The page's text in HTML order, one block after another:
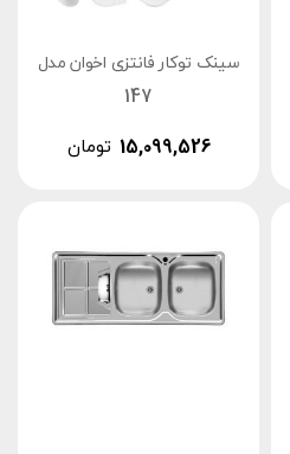
سینک توکار فانتزی اخوان مدل
147
تومان 15,099,526